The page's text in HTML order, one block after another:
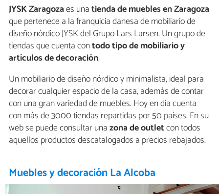
JYSK Zaragozaes unatienda de muebles en Zaragoza
que pertenece a la franquicia danesa de mobiliario de
diseño nórdico JYSK del Grupo Lars Larsen. Un grupo de
tiendas que cuenta contodo tipo de mobiliario y
artículos de decoración.
Un mobiliario de diseño nórdico y minimalista, ideal para
decorar cualquier espacio de la casa, además de contar
con una gran variedad de muebles. Hoy en día cuenta
con más de 3000 tiendas repartidas por 50 países. En su
web se puede consultar unazona de outletcon todos
aquellos productos descatalogados a precios rebajados.
Muebles y decoración La Alcoba